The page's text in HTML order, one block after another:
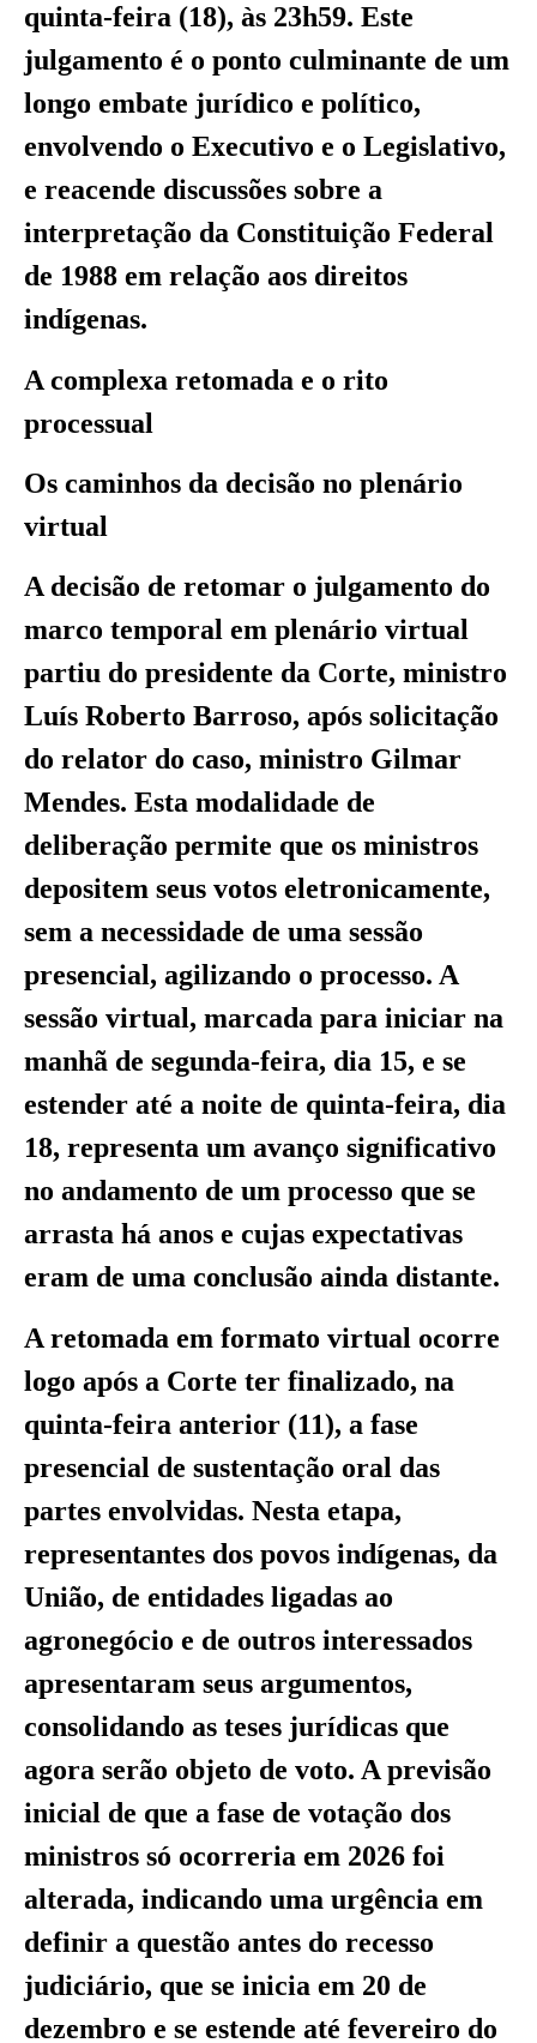
quinta-feira (18), às 23h59. Este
julgamento é o ponto culminante de um
longo embate jurídico e político,
envolvendo o Executivo e o Legislativo,
e reacende discussões sobre a
interpretação da Constituição Federal
de 1988 em relação aos direitos
indígenas.
A complexa retomada e o rito
processual
Os caminhos da decisão no plenário
virtual
A decisão de retomar o julgamento do
marco temporal em plenário virtual
partiu do presidente da Corte, ministro
Luís Roberto Barroso, após solicitação
do relator do caso, ministro Gilmar
Mendes. Esta modalidade de
deliberação permite que os ministros
depositem seus votos eletronicamente,
sem a necessidade de uma sessão
presencial, agilizando o processo. A
sessão virtual, marcada para iniciar na
manhã de segunda-feira, dia 15, e se
estender até a noite de quinta-feira, dia
18, representa um avanço significativo
no andamento de um processo que se
arrasta há anos e cujas expectativas
eram de uma conclusão ainda distante.
A retomada em formato virtual ocorre
logo após a Corte ter finalizado, na
quinta-feira anterior (11), a fase
presencial de sustentação oral das
partes envolvidas. Nesta etapa,
representantes dos povos indígenas, da
União, de entidades ligadas ao
agronegócio e de outros interessados
apresentaram seus argumentos,
consolidando as teses jurídicas que
agora serão objeto de voto. A previsão
inicial de que a fase de votação dos
ministros só ocorreria em 2026 foi
alterada, indicando uma urgência em
definir a questão antes do recesso
judiciário, que se inicia em 20 de
dezembro e se estende até fevereiro do